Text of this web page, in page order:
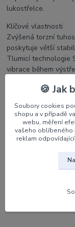
lukostřelce.
Klíčové vlastnosti
Zvýšená torzní
poskytuje větší
Tlumicí technologie
vibrace během
konzistenci při
Parametry
🍪 Jak
Soubory cookies
shopu a v případě
webu, měření
vašeho oblíbeného
reklam